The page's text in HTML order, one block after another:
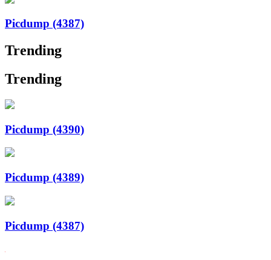
Picdump (4387)
Trending
Trending
Picdump (4390)
Picdump (4389)
Picdump (4387)